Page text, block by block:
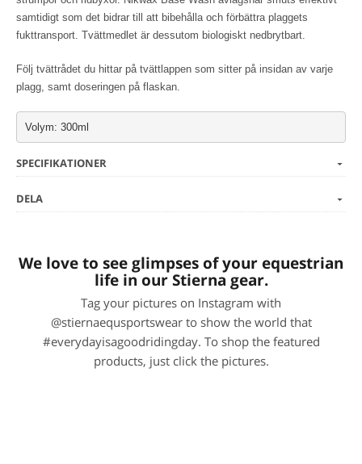
samtidigt som det bidrar till att bibehålla och förbättra plaggets
fukttransport. Tvättmedlet är dessutom biologiskt nedbrytbart.
Följ tvättrådet du hittar på tvättlappen som sitter på insidan av varje
plagg, samt doseringen på flaskan.
Volym: 300ml
SPECIFIKATIONER
DELA
We love to see glimpses of your equestrian
life in our Stierna gear.
Tag your pictures on Instagram with
@stiernaequsportswear to show the world that
#everydayisagoodridingday. To shop the featured
products, just click the pictures.